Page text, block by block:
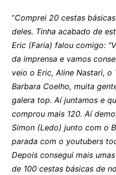
“Comprei 20 cestas
deles. Tinha acabado de
Eric (Faria) falou comigo:
da imprensa e vamos
veio o Eric, Aline Nastari, o
Barbara Coelho, muita
galera top. Aí juntamos e
comprou mais 120. Aí
Simon (Ledo) junto com o
parada com o youtubers
Depois consegui mais
de 100 cestas básicas de